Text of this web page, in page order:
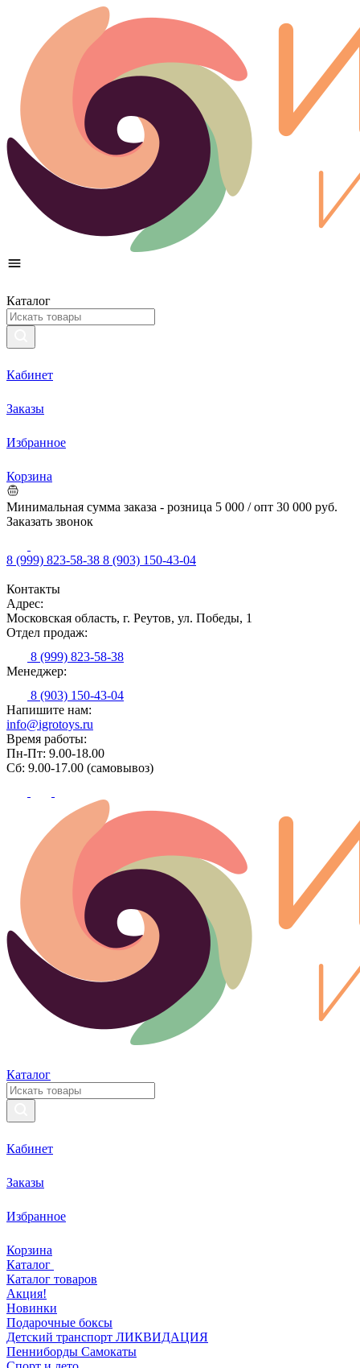
Каталог
Кабинет
Заказы
Избранное
Корзина
Минимальная сумма заказа - розница 5 000 / опт 30 000 руб.
Заказать звонок
8 (999) 823-58-38 8 (903) 150-43-04
Контакты
Адрес:
Московская область, г. Реутов, ул. Победы, 1
Отдел продаж:
8 (999) 823-58-38
Менеджер:
8 (903) 150-43-04
Напишите нам:
info@igrotoys.ru
Время работы:
Пн-Пт: 9.00-18.00
Сб: 9.00-17.00 (самовывоз)
Каталог
Кабинет
Заказы
Избранное
Корзина
Каталог
Каталог товаров
Акция!
Новинки
Подарочные боксы
Детский транспорт ЛИКВИДАЦИЯ
Пенниборды Самокаты